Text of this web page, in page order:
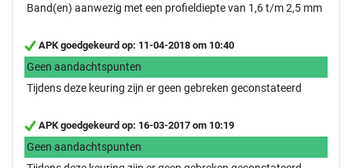
Band(en) aanwezig met een profieldiepte van 1,6 t/m 2,5 mm
APK goedgekeurd op: 11-04-2018 om 10:40
Geen aandachtspunten
Tijdens deze keuring zijn er geen gebreken geconstateerd
APK goedgekeurd op: 16-03-2017 om 10:19
Geen aandachtspunten